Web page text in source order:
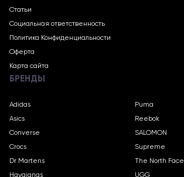
Статьи
Социальная ответственность
Политика Конфиденциальности
Оферта
Карта сайта
БРЕНДЫ
Adidas
Asics
Converse
Crocs
Dr Martens
Havaianas
Puma
Reebok
SALOMON
Supreme
The North Face
UGG